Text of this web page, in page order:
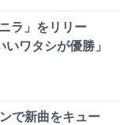
ラ」をリリー
ワタシが優勝」
で新曲をキュー